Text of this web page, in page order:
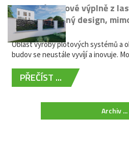
Moderní plotové výplně z
kovů: výjimečný design,
žádná údržba
Oblast výroby plotových systémů a
budov se neustále vyvíjí a inovuje.
PŘEČÍST ...
Archiv ...